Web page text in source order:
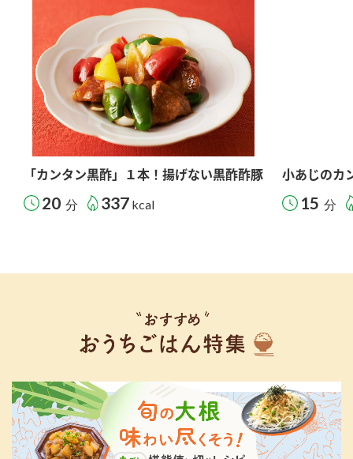
「カンタン黒酢」１本！揚げない黒酢酢豚
20 分 337 kcal
小あじのカ
15 分